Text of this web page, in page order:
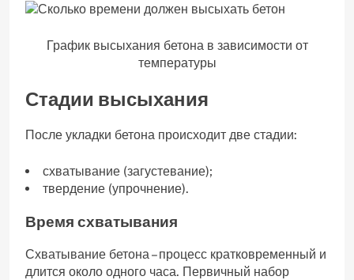
График высыхания бетона в зависимости от
температуры
Стадии высыхания
После укладки бетона происходит две стадии:
схватывание (загустевание);
твердение (упрочнение).
Время схватывания
Схватывание бетона – процесс кратковременный и
длится около одного часа. Первичный набор